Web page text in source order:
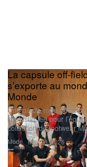
Mode
La capsule off-
s’exporte au
Monde
Une garde-robe off-field
sophistiquée pour
collection de footwear
May 28, 2026